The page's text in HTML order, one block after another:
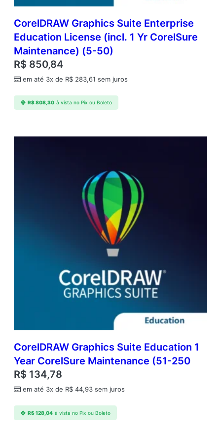
d
a
d
e
CorelDRAW Graphics Suite Enterprise
Education License (incl. 1 Yr CorelSure
Maintenance) (5-50)
R$ 850,84
em até 3x de R$ 283,61 sem juros
R$808,30 à vista no Pix ou Boleto
CorelDRAW Graphics Suite Education 1
Year CorelSure Maintenance (51-250
R$ 134,78
em até 3x de R$ 44,93 sem juros
R$128,04 à vista no Pix ou Boleto